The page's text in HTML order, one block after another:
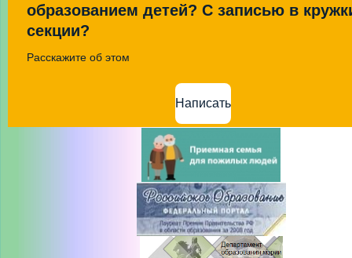
образованием детей? С записью в
секции?
Расскажите об этом
Написать